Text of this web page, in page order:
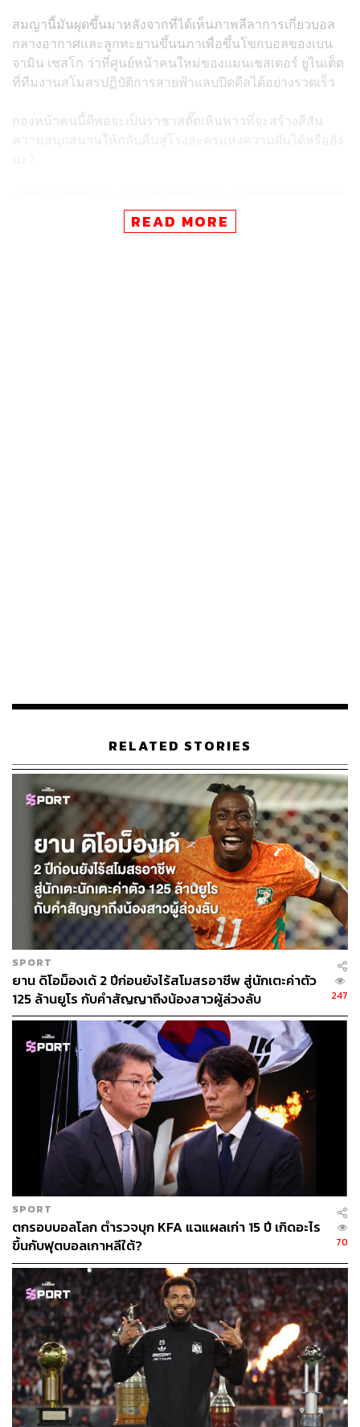
สมญานี้มันผุดขึ้นมาหลังจากที่ได้เห็นภาพลีลาการเกี่ยวบอล
กลางอากาศและลูกทะยานขึ้นนภาเพื่อขึ้นโขกบอลของเบน
จามิน เซสโก ว่าที่ศูนย์หน้าคนใหม่ของแมนเชสเตอร์ ยูไนเต็ด
ที่ทีมงานสโมสรปฏิบัติการสายฟ้าแลบปิดดีลได้อย่างรวดเร็ว
กองหน้าคนนี้ดีพอจะเป็นราชาสตั๊ดเหินหาวที่จะสร้างสีสัน
ความสนุกสนานให้กลับคืนสู่โรงละครแห่งความฝันได้หรือยัง
อีกส่วนคือความเซอร์ไพรส์ในการที่แมนฯ ยูไนเต็ด ที่สร้าง
ทางการเงิน จู่ๆกลับสามารถยื่นข้อเสนอ 73.7 ล้านปอนด์ให้
แก่แอร์เบ ไลป์ซิก เพื่อคว้าตัวมาร่วมทีมได้เฉยเลย
เรื่องนี้ในทางการเงินแล้วต้องอธิบายกันยืดยาวเพราะมีราย
ละเอียดที่ซับซ้อน เพียงแต่อธิบายกันคร่าวๆง่ายๆคือเรื่องของ
การควบคุมปรับลดค่าใช้จ่ายที่ทำมาโดยตลอดไม่ว่าจะเป็น
ส่วนของทีม (โละนักเตะค่าเหนื่อยสูงที่ไม่จำเป็นต่อทีมออก)
และส่วนของทีมงานหลังบ้าน (ลดจำนวนพนักงาน กระชับ
องค์กรใหม่) กับเรื่องการลงทุนเป็นคนละเรื่องกัน
และแมนฯ ยูไนเต็ด ไม่ได้มีปัญหาเกี่ยวกับกฎการเงิน Profit
and sustainability rules (PSR) แต่อย่างใดในเวลานี้ด้วย
‘ทริก’ ทางการเงินบางอย่าง
ถ้าเขาจะรัก (ยืนเฉยๆ เขาก็รัก)
สิ่งที่น่าสนใจอีกอย่างในดีลครั้งนี้คือการเดินหมากของแมนฯ
ยูไนเต็ดที่ถือว่ายอดเยี่ยม
เพราะทีมแรกที่เคลื่อนไหวอย่างจริงจังคือนิวคาสเซิล ซึ่งตก
อยู่ในภาวะฉุกเฉินจากการตัดสินใจแตกหักกับสโมสรของอ
เล็กซานเดอร์ อิซัค ศูนย์หน้าหมายเลขหนึ่งของทีมที่
READ MORE
RELATED STORIES
SPORT
ยาน ดิโอม็องเด้ 2 ปีก่อนยังไร้สโมสรอาชีพ สู่นักเตะค่าตัว
125 ล้านยูโร กับคำสัญญาถึงน้องสาวผู้ล่วงลับ
247
SPORT
ตกรอบบอลโลก ตำรวจบุก KFA แฉแผลเก่า 15 ปี เกิดอะไร
ขึ้นกับฟุตบอลเกาหลีใต้?
70